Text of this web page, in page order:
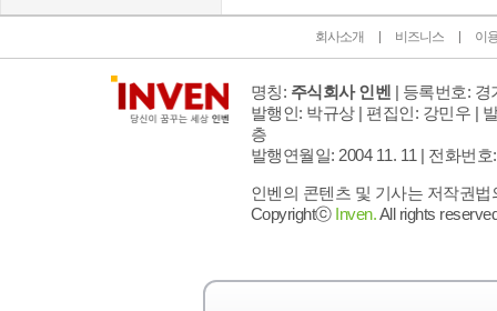
회사소개 비즈니스 이
명칭: 주식회사 인벤 | 등록번호: 경
발행인: 박규상 | 편집인: 강민우 |
층
발행연월일: 2004 11. 11 | 전화번호
인벤의 콘텐츠 및 기사는 저작권
Copyrightⓒ Inven.All rights